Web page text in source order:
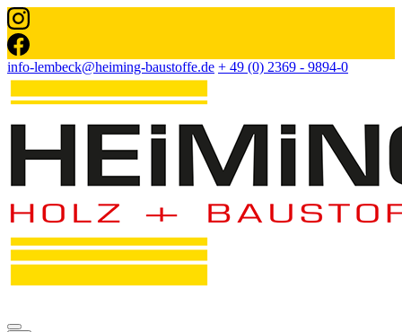
info-lembeck@heiming-baustoffe.de + 49 (0) 2369 - 9894-0